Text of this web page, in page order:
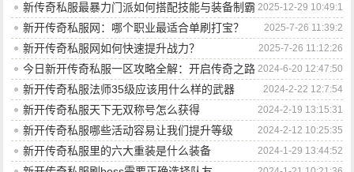
2025-12-29 10:49:1
新传奇私服最暴力门派如何搭配技能与装备制霸
全服？
2025-7-26 11:39:2
新开传奇私服网：哪个职业最适合单刷打宝？
2025-7-26 11:12:26
新开传奇私服网如何快速提升战力？
2024-6-20 12:47:50
今日新开传奇私服一区攻略全解：开启传奇之路
的终极指南
2024-2-22 12:7:54
新开传奇私服法师35级应该用什么样的武器
2024-2-19 13:15:31
新开传奇私服天下无双称号怎么获得
2024-2-12 10:25:35
新开传奇私服哪些活动容易让我们提升等级
2024-1-29 13:44:52
新开传奇私服里的六大重装是什么装备